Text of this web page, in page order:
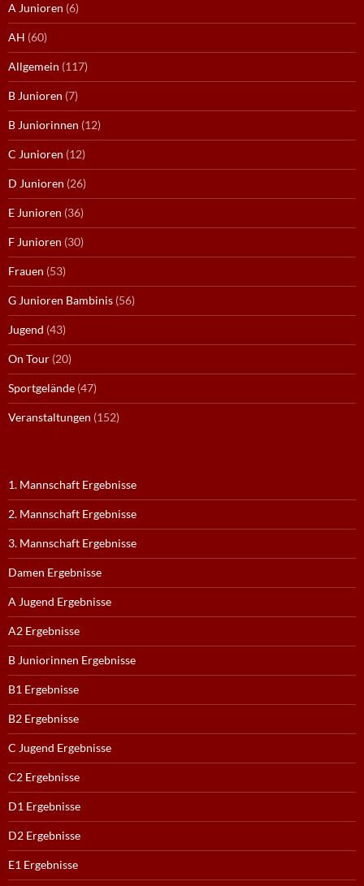
A Junioren (6)
AH (60)
Allgemein (117)
B Junioren (7)
B Juniorinnen (12)
C Junioren (12)
D Junioren (26)
E Junioren (36)
F Junioren (30)
Frauen (53)
G Junioren Bambinis (56)
Jugend (43)
On Tour (20)
Sportgelände (47)
Veranstaltungen (152)
1. Mannschaft Ergebnisse
2. Mannschaft Ergebnisse
3. Mannschaft Ergebnisse
Damen Ergebnisse
A Jugend Ergebnisse
A2 Ergebnisse
B Juniorinnen Ergebnisse
B1 Ergebnisse
B2 Ergebnisse
C Jugend Ergebnisse
C2 Ergebnisse
D1 Ergebnisse
D2 Ergebnisse
E1 Ergebnisse